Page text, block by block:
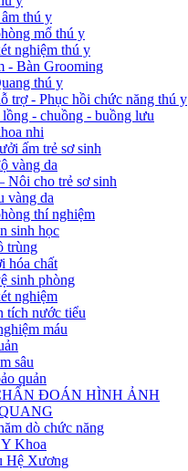
thú y
mổ thú y
nghiệm thú y
- Bàn Grooming
thú y
trợ - Phục hồi chức năng thú y
- chuồng - buồng lưu
nhi
ấm trẻ sơ sinh
vàng da
Nôi cho trẻ sơ sinh
vàng da
thí nghiệm
sinh học
trùng
hóa chất
sinh phòng
nghiệm
tích nước tiểu
máu
sâu
quản
ĐOÁN HÌNH ẢNH
dò chức năng
Khoa
Hệ Xương